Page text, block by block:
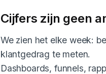
Cijfers zijn geen
We zien het elke week:
klantgedrag te meten.
Dashboards, funnels,